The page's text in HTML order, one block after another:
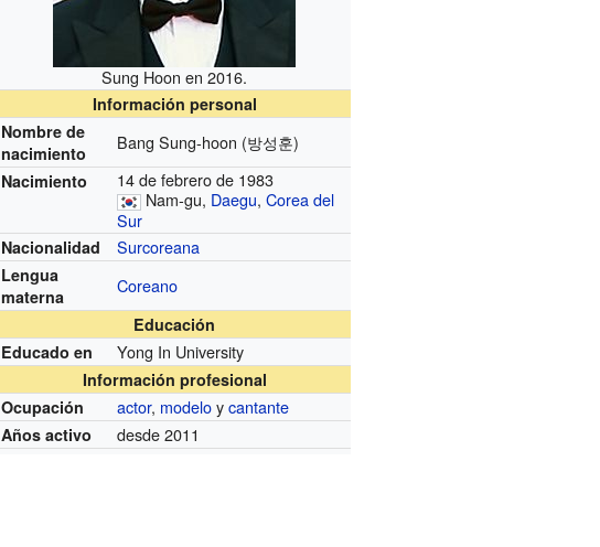
Sung Hoon en 2016.
Información personal
Nombre de
nacimiento
Bang Sung-hoon (방성훈)
Nacimiento
14 de febrero de 1983
Nam-gu, Daegu,Corea del
Sur
Nacionalidad Surcoreana
Lengua
materna
Coreano
Educación
Educado en
Yong In University
Información profesional
Ocupación
actor, modeloycantante
Años activo desde 2011